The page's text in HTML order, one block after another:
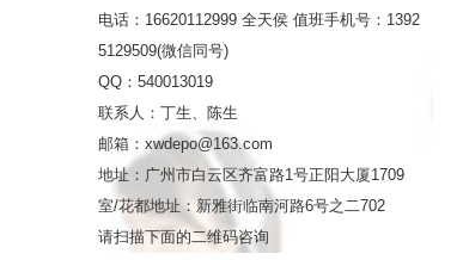
电话：16620112999 全天侯 值班手机号：1392
5129509(微信同号)
QQ：540013019
联系人：丁生、陈生
邮箱：xwdepo@163.com
地址：广州市白云区齐富路1号正阳大厦1709
室/花都地址：新雅街临南河路6号之二702
请扫描下面的二维码咨询